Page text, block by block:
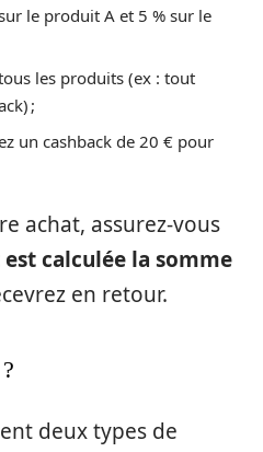
le produit A et 5 % sur le
les produits (ex : tout
;
un cashback de 20 € pour
achat, assurez-vous
calculée la somme
en retour.
deux types de